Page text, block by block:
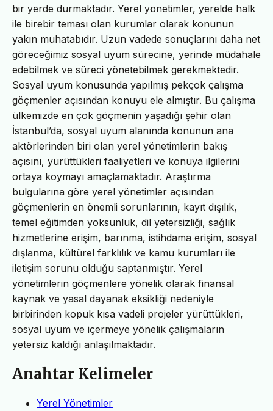
bir yerde durmaktadır. Yerel yönetimler, yerelde halk
ile birebir teması olan kurumlar olarak konunun
yakın muhatabıdır. Uzun vadede sonuçlarını daha net
göreceğimiz sosyal uyum sürecine, yerinde müdahale
edebilmek ve süreci yönetebilmek gerekmektedir.
Sosyal uyum konusunda yapılmış pekçok çalışma
göçmenler açısından konuyu ele almıştır. Bu çalışma
ülkemizde en çok göçmenin yaşadığı şehir olan
İstanbul’da, sosyal uyum alanında konunun ana
aktörlerinden biri olan yerel yönetimlerin bakış
açısını, yürüttükleri faaliyetleri ve konuya ilgilerini
ortaya koymayı amaçlamaktadır. Araştırma
bulgularına göre yerel yönetimler açısından
göçmenlerin en önemli sorunlarının, kayıt dışılık,
temel eğitimden yoksunluk, dil yetersizliği, sağlık
hizmetlerine erişim, barınma, istihdama erişim, sosyal
dışlanma, kültürel farklılık ve kamu kurumları ile
iletişim sorunu olduğu saptanmıştır. Yerel
yönetimlerin göçmenlere yönelik olarak finansal
kaynak ve yasal dayanak eksikliği nedeniyle
birbirinden kopuk kısa vadeli projeler yürüttükleri,
sosyal uyum ve içermeye yönelik çalışmaların
yetersiz kaldığı anlaşılmaktadır.
Anahtar Kelimeler
Yerel Yönetimler